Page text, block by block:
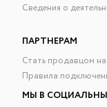
Сведения о
ПАРТНЕРАМ
Стать продавцом
Правила
МЫ В